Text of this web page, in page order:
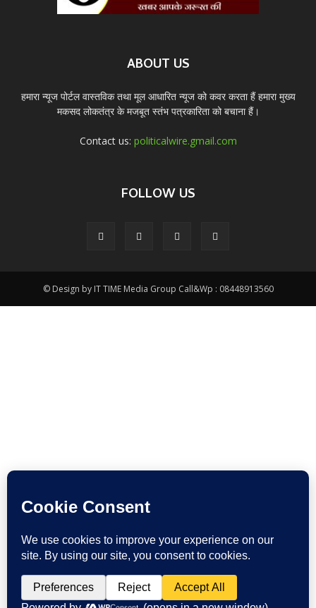
ABOUT US
हमारा न्यूज पोर्टल वास्तविक तथा मूल आधारित न्यूज को कवर करता हैं हमारा मुख्य
मकसद लोकतंत्र के मजबूत स्तंभ पत्रकारिता को बचाना हैं।
Contact us: politicalwire.gmail.com
FOLLOW US
© Design by IT TIME Media Group Call&Wp : 08448913560